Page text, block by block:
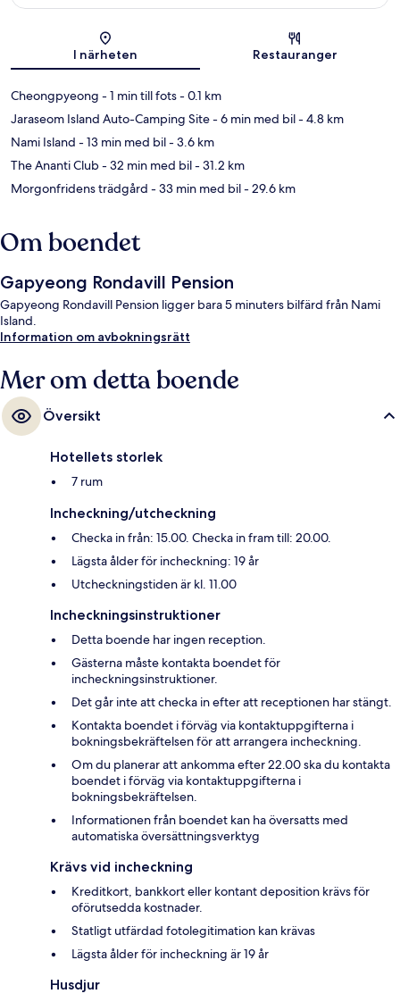
I närheten Restauranger
Cheongpyeong - 1 min till fots- 0.1 km
Jaraseom Island Auto-Camping Site- 6 min med bil- 4.8 km
Nami Island - 13 min med bil- 3.6 km
The Ananti Club- 32 min med bil- 31.2 km
Morgonfridens trädgård - 33 min med bil- 29.6 km
Om boendet
Gapyeong Rondavill Pension
Gapyeong Rondavill Pension ligger bara 5 minuters bilfärd från Nami
Island.
Information om avbokningsrätt
Mer om detta boende
Översikt
Hotellets storlek
7 rum
Incheckning/utcheckning
Checka in från: 15.00. Checka in fram till: 20.00.
Lägsta ålder för incheckning: 19 år
Utcheckningstiden är kl. 11.00
Incheckningsinstruktioner
Detta boende har ingen reception.
Gästerna måste kontakta boendet för
incheckningsinstruktioner.
Det går inte att checka in efter att receptionen har stängt.
Kontakta boendet i förväg via kontaktuppgifterna i
bokningsbekräftelsen för att arrangera incheckning.
Om du planerar att ankomma efter 22.00 ska du kontakta
boendet i förväg via kontaktuppgifterna i
bokningsbekräftelsen.
Informationen från boendet kan ha översatts med
automatiska översättningsverktyg
Krävs vid incheckning
Kreditkort, bankkort eller kontant deposition krävs för
oförutsedda kostnader.
Statligt utfärdad fotolegitimation kan krävas
Lägsta ålder för incheckning är 19 år
Husdjur